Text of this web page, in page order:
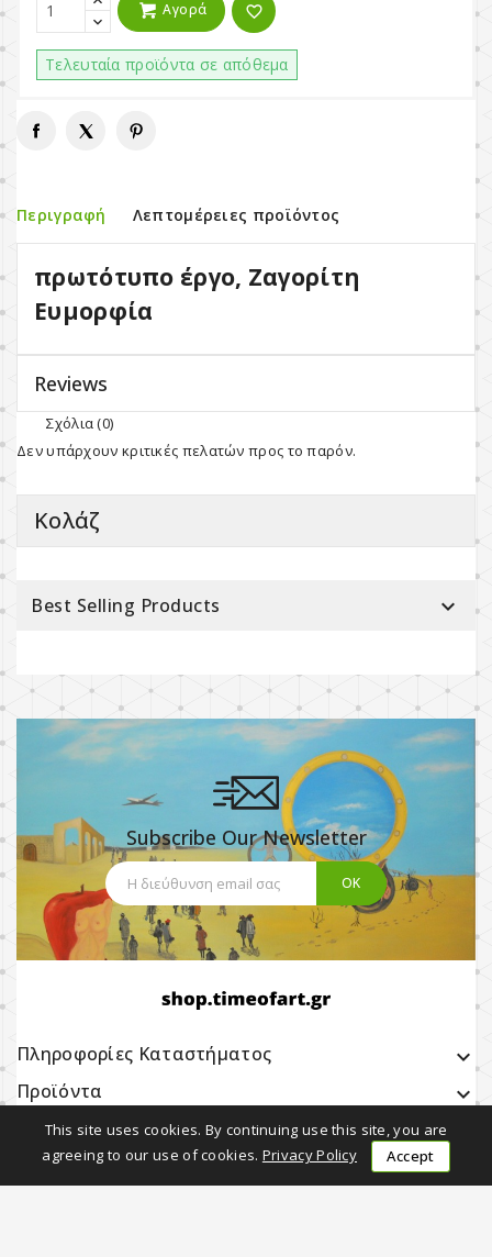
Αγορά favorite_border
Τελευταία προϊόντα σε απόθεμα
Περιγραφή Λεπτομέρειες προϊόντος
πρωτότυπο έργο, Ζαγορίτη
Ευμορφία
Reviews
Σχόλια (0)
Δεν υπάρχουν κριτικές πελατών προς το παρόν.
Κολάζ
Best Selling Products 
Subscribe Our Newsletter
Πληροφορίες Καταστήματος keyboard_arrow_down
Προϊόντα 
Η εταιρία μας
This site uses cookies. By continuing use this site, you are
agreeing to our use of cookies. Privacy Policy Accept
Earning with Us